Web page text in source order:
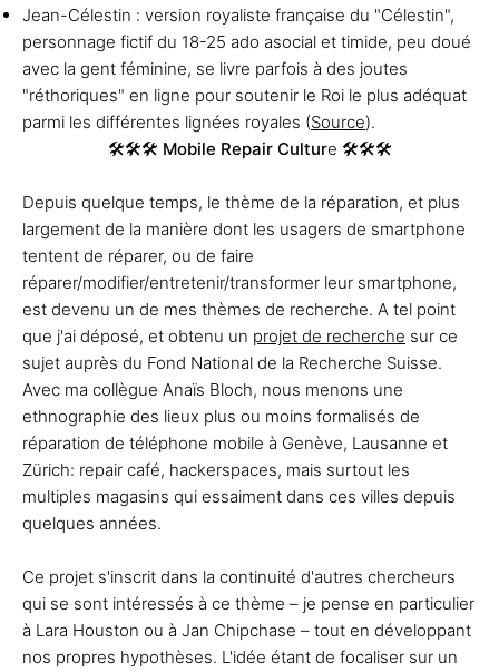
Jean-Célestin : version royaliste française du "Célestin",
personnage fictif du 18-25 ado asocial et timide, peu doué
avec la gent féminine, se livre parfois à des joutes
"réthoriques" en ligne pour soutenir le Roi le plus adéquat
parmi les différentes lignées royales (Source).
🛠️🛠️🛠️ Mobile Repair Culture 🛠️🛠️🛠️
Depuis quelque temps, le thème de la réparation, et plus
largement de la manière dont les usagers de smartphone
tentent de réparer, ou de faire
réparer/modifier/entretenir/transformer leur smartphone,
est devenu un de mes thèmes de recherche. A tel point
que j'ai déposé, et obtenu un projet de recherche sur ce
sujet auprès du Fond National de la Recherche Suisse.
Avec ma collègue Anaïs Bloch, nous menons une
ethnographie des lieux plus ou moins formalisés de
réparation de téléphone mobile à Genève, Lausanne et
Zürich: repair café, hackerspaces, mais surtout les
multiples magasins qui essaiment dans ces villes depuis
quelques années.
Ce projet s'inscrit dans la continuité d'autres chercheurs
qui se sont intéressés à ce thème – je pense en particulier
à Lara Houston ou à Jan Chipchase – tout en développant
nos propres hypothèses. L'idée étant de focaliser sur un